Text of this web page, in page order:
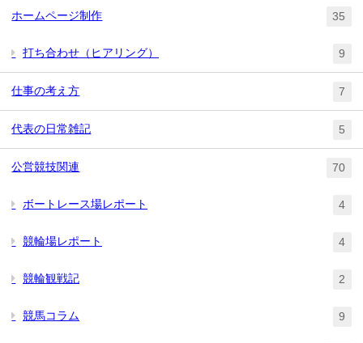
ホームページ制作 35
打ち合わせ（ヒアリング） 9
仕事の考え方 7
代表の日常雑記 5
公営競技関連 70
ボートレース場レポート 4
競輪場レポート 4
競輪観戦記 2
競馬コラム 9